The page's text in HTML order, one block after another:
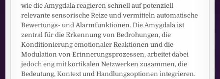
wie die Amygdala reagieren schnell auf potenziell
relevante sensorische Reize und vermitteln automatische
Bewertungs- und Alarmfunktionen. Die Amygdala ist
zentral für die Erkennung von Bedrohungen, die
Konditionierung emotionaler Reaktionen und die
Modulation von Erinnerungsprozessen, arbeitet dabei
jedoch eng mit kortikalen Netzwerken zusammen, die
Bedeutung, Kontext und Handlungsoptionen integrieren.